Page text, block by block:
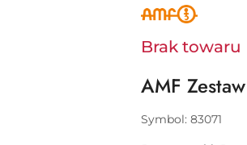
NAZWA
PRODUCENTA:
Brak towaru
AMF
Symbol: 83071